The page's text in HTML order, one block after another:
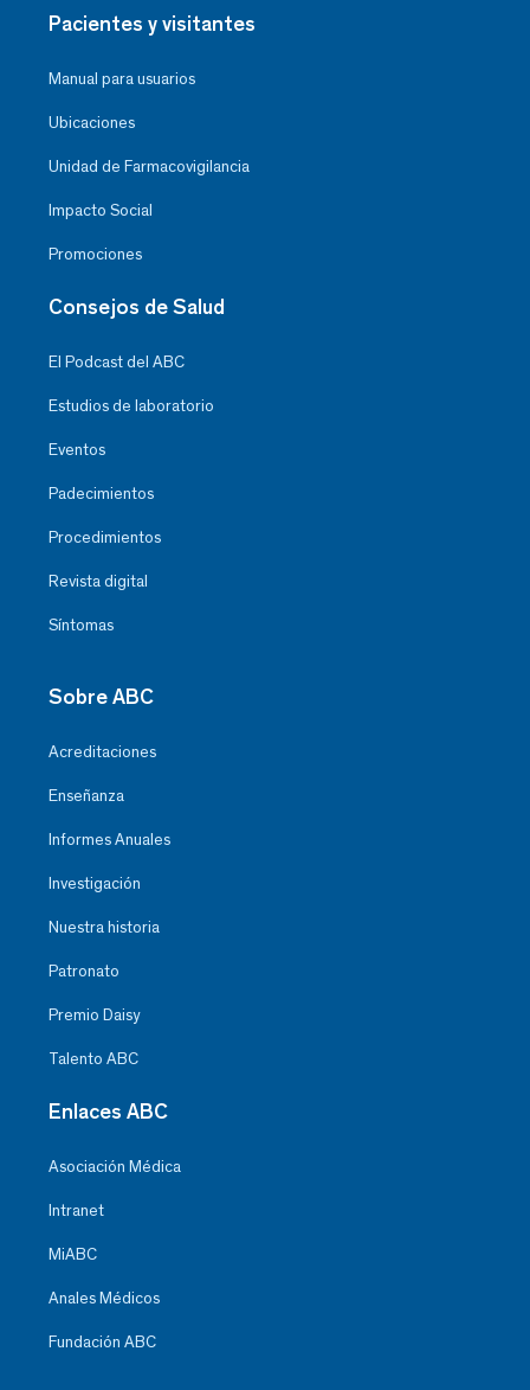
Pacientes y visitantes
Manual para usuarios
Ubicaciones
Unidad de Farmacovigilancia
Impacto Social
Promociones
Consejos de Salud
El Podcast del ABC
Estudios de laboratorio
Eventos
Padecimientos
Procedimientos
Revista digital
Síntomas
Sobre ABC
Acreditaciones
Enseñanza
Informes Anuales
Investigación
Nuestra historia
Patronato
Premio Daisy
Talento ABC
Enlaces ABC
Asociación Médica
Intranet
MiABC
Anales Médicos
Fundación ABC